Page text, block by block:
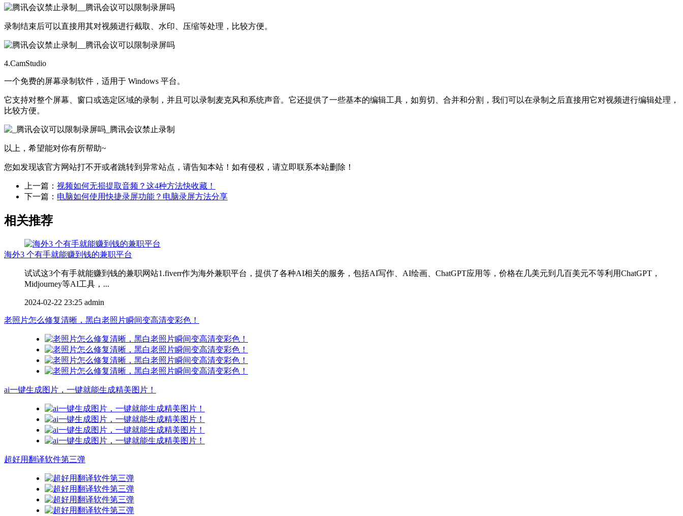
录制结束后可以直接用其对视频进行截取、水印、压缩等处理，比较方便。
4.CamStudio
一个免费的屏幕录制软件，适用于 Windows 平台。
它支持对整个屏幕、窗口或选定区域的录制，并且可以录制麦克风和系统声音。它还提供了一些基本的编辑工具，如剪切、合并和分割，我们可以在录制之后直接用它对视频进行编辑处理，
比较方便。
以上，希望能对你有所帮助~
您如发现该官方网站打不开或者跳转到异常站点，请告知本站！如有侵权，请立即联系本站删除！
上一篇： 视频如何无损提取音频？这4种方法快收藏！
下一篇： 电脑如何使用快捷录屏功能？电脑录屏方法分享
相关推荐
海外3 个有手就能赚到钱的兼职平台
试试这3个有手就能赚到钱的兼职网站1.fiverr作为海外兼职平台，提供了各种AI相关的服务，包括AI写作、AI绘画、ChatGPT应用等，价格在几美元到几百美元不等利用ChatGPT，
Midjourney等AI工具，...
2024-02-22 23:25 admin
老照片怎么修复清晰，黑白老照片瞬间变高清变彩色！
ai一键生成图片，一键就能生成精美图片！
超好用翻译软件第三弹